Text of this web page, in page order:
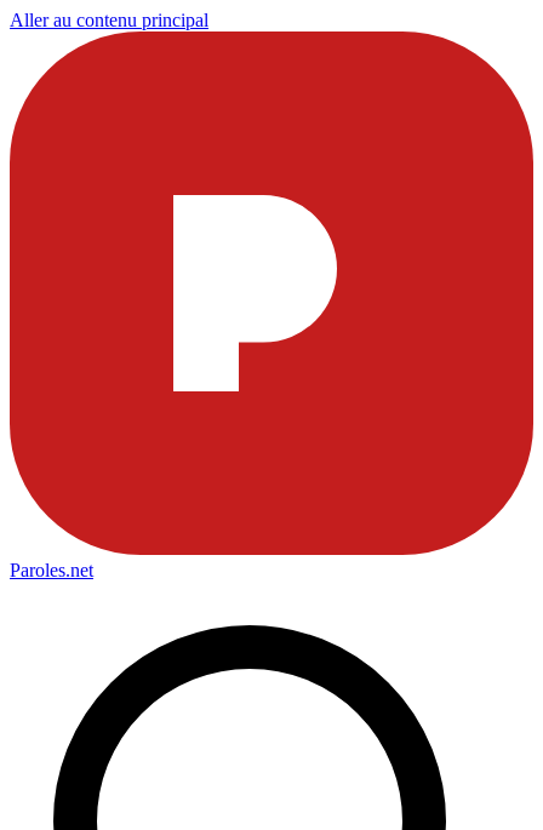
Aller au contenu principal
Paroles.net